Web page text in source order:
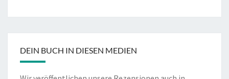
DEIN BUCH IN DIESEN MEDIEN